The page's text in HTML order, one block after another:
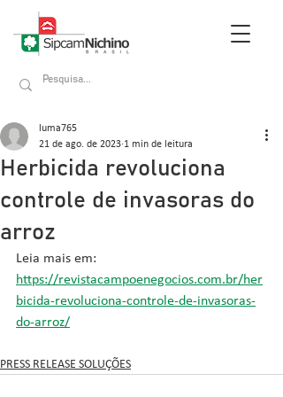
Herbicida revoluciona
controle de invasoras do
arroz
luma765
21 de ago. de 2023 1 min de leitura
Leia mais em:
https://revistacampoenegocios.com.br/her
bicida-revoluciona-controle-de-invasoras-
do-arroz/
PRESS RELEASE SOLUÇÕES